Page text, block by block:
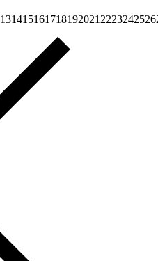
131415161718192021 2223242526